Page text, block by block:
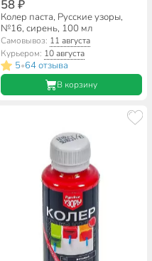
58 ₽
Колер паста, Русские узоры,
№16, сирень, 100 мл
Самовывоз: 11 августа
Курьером: 10 августа
5•64 отзыва
В корзину